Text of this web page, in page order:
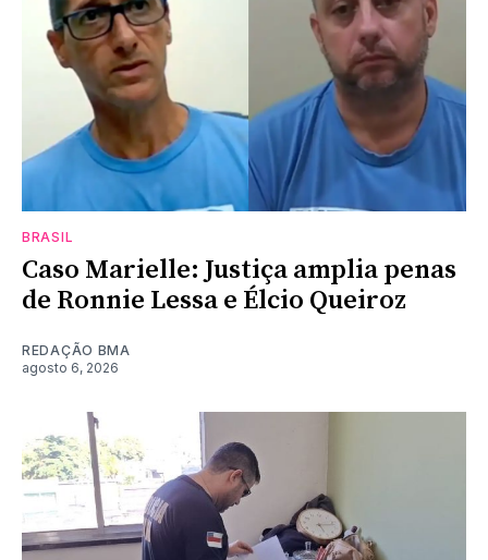
BRASIL
Caso Marielle: Justiça amplia penas
de Ronnie Lessa e Élcio Queiroz
REDAÇÃO BMA
agosto 6, 2026